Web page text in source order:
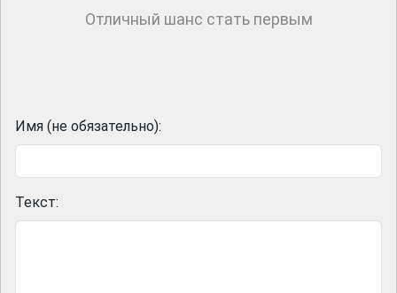
Отличный шанс стать первым
Имя (не обязательно):
Текст: